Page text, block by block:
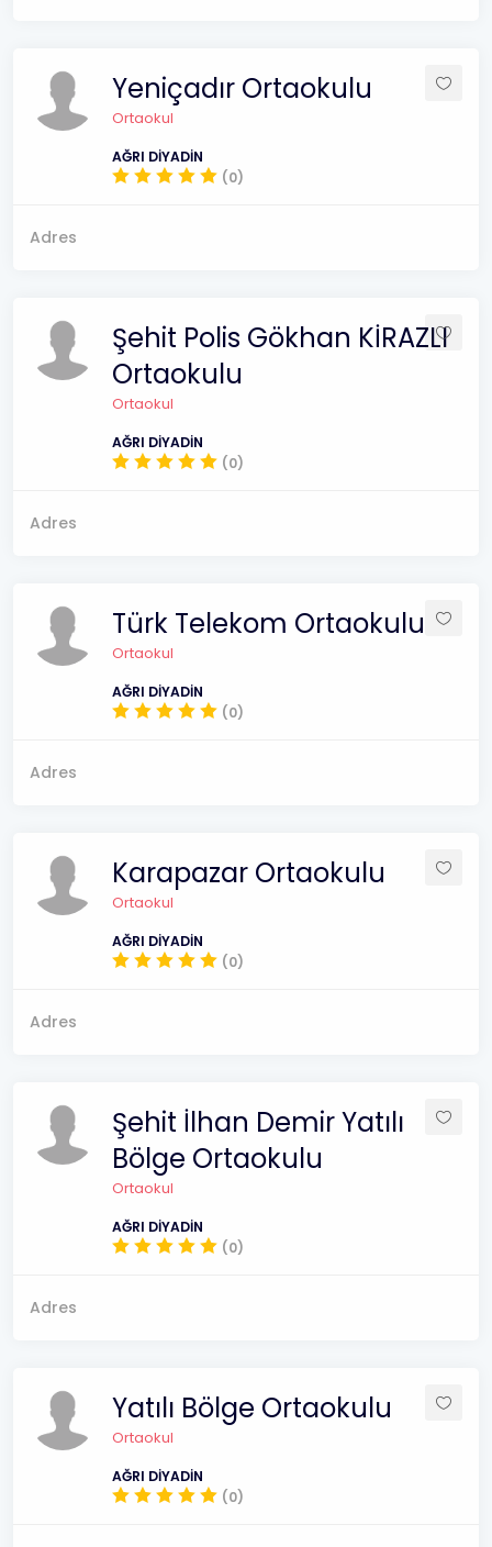
Yeniçadır Ortaokulu
Ortaokul
AĞRI DİYADİN
(0)
Adres
Şehit Polis Gökhan KİRAZLI
Ortaokulu
Ortaokul
AĞRI DİYADİN
(0)
Adres
Türk Telekom Ortaokulu
Ortaokul
AĞRI DİYADİN
(0)
Adres
Karapazar Ortaokulu
Ortaokul
AĞRI DİYADİN
(0)
Adres
Şehit İlhan Demir Yatılı
Bölge Ortaokulu
Ortaokul
AĞRI DİYADİN
(0)
Adres
Yatılı Bölge Ortaokulu
Ortaokul
AĞRI DİYADİN
(0)